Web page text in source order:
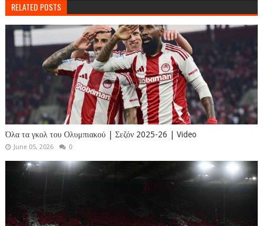
RELATED POSTS
Όλα τα γκολ του Ολυμπιακού | Σεζόν 2025-26 | Video
June 05, 2026 0